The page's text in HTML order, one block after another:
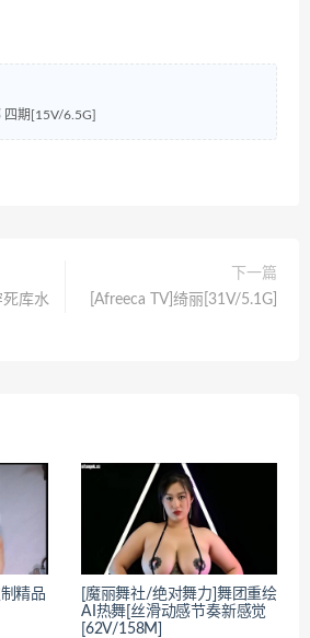
四期[15V/6.5G]
死库水
下一篇
[Afreeca TV]绮丽[31V/5.1G]
精品
[魔丽舞社/绝对舞力]舞团重绘
AI热舞[丝滑动感节奏新感觉
[62V/158M]